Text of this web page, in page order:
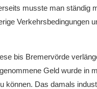
musste man ständig
Verkehrsbedingungen
bis Bremervörde
Geld wurde in
können. Das damals